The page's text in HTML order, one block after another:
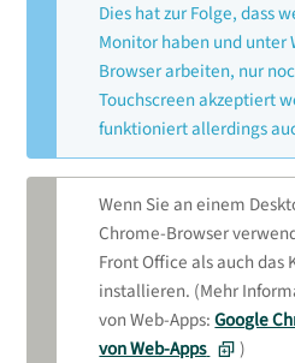
Dies hat zur Folge, dass
Monitor haben und unter
Browser arbeiten, nur
Touchscreen akzeptiert
funktioniert allerdings
Wenn Sie an einem
Chrome-Browser
Front Office als auch das
installieren. (Mehr
von Web-Apps:Google
von Web-Apps
)